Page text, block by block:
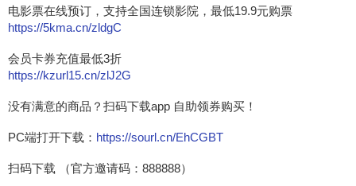
电影票在线预订，支持全国连锁影院，最低19.9元购票
https://5kma.cn/zldgC
会员卡券充值最低3折
https://kzurl15.cn/zlJ2G
没有满意的商品？扫码下载app 自助领券购买！
PC端打开下载： https://sourl.cn/EhCGBT
扫码下载 （官方邀请码：888888）